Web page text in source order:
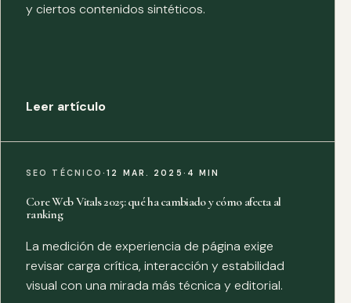
y ciertos contenidos sintéticos.
Leer artículo
SEO TÉCNICO·12 MAR. 2025 · 4 MIN
Core Web Vitals 2025: qué ha cambiado y cómo afecta al
ranking
La medición de experiencia de página exige
revisar carga crítica, interacción y estabilidad
visual con una mirada más técnica y editorial.